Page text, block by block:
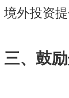
境外投资提
三、鼓